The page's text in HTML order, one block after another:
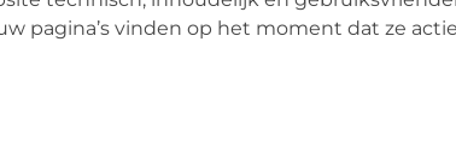
pagina’s vinden op het moment dat ze